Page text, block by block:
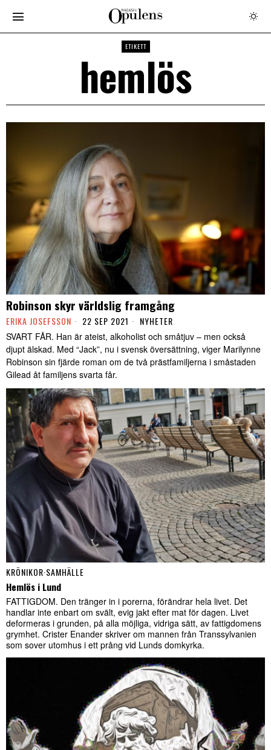
ETIKETT
hemlös
Robinson skyr världslig framgång
ERIKA JOSEFSSON 22 SEP 2021 NYHETER
SVART FÅR. Han är ateist, alkoholist och småtjuv – men också
djupt älskad. Med “Jack”, nu i svensk översättning, viger Marilynne
Robinson sin fjärde roman om de två prästfamiljerna i småstaden
Gilead åt familjens svarta får.
KRÖNIKOR·SAMHÄLLE
Hemlös i Lund
FATTIGDOM. Den tränger in i porerna, förändrar hela livet. Det
handlar inte enbart om svält, evig jakt efter mat för dagen. Livet
deformeras i grunden, på alla möjliga, vidriga sätt, av fattigdomens
grymhet. Crister Enander skriver om mannen från Transsylvanien
som sover utomhus i ett prång vid Lunds domkyrka.